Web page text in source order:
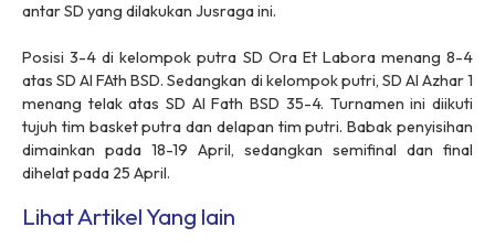
antar SD yang dilakukan Jusraga ini.
Posisi 3-4 di kelompok putra SD Ora Et Labora menang 8-4
atas SD Al FAth BSD. Sedangkan di kelompok putri, SD Al Azhar 1
menang telak atas SD Al Fath BSD 35-4. Turnamen ini diikuti
tujuh tim basket putra dan delapan tim putri. Babak penyisihan
dimainkan pada 18-19 April, sedangkan semifinal dan final
dihelat pada 25 April.
Lihat Artikel Yang lain